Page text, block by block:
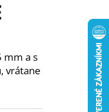
mm a s
vrátane